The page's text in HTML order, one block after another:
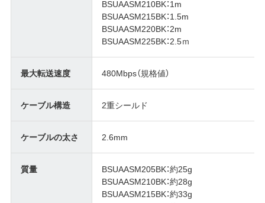
BSUAASM210BK：1m
BSUAASM215BK：1.5m
BSUAASM220BK：2m
BSUAASM225BK：2.5ｍ
最大転送速度 480Mbps（規格値）
ケーブル構造 2重シールド
ケーブルの太さ 2.6mm
質量
BSUAASM205BK：約25g
BSUAASM210BK：約28g
BSUAASM215BK：約33g